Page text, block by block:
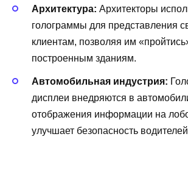
Архитектура: Архитекторы
голограммы для представления
клиентам, позволяя им
построенным зданиям.
Автомобильная индустрия:
дисплеи внедряются в
отображения информации на
улучшает безопасность